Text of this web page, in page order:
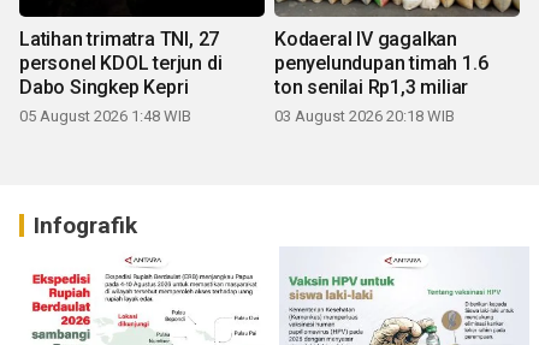
Latihan trimatra TNI, 27
personel KDOL terjun di
Dabo Singkep Kepri
05 August 2026 1:48 WIB
Kodaeral IV gagalkan
penyelundupan timah 1.6
ton senilai Rp1,3 miliar
03 August 2026 20:18 WIB
Infografik